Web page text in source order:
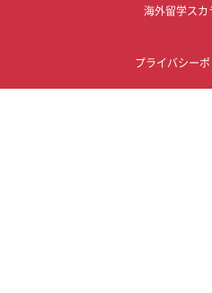
海外留学スカ
プライバシーポ